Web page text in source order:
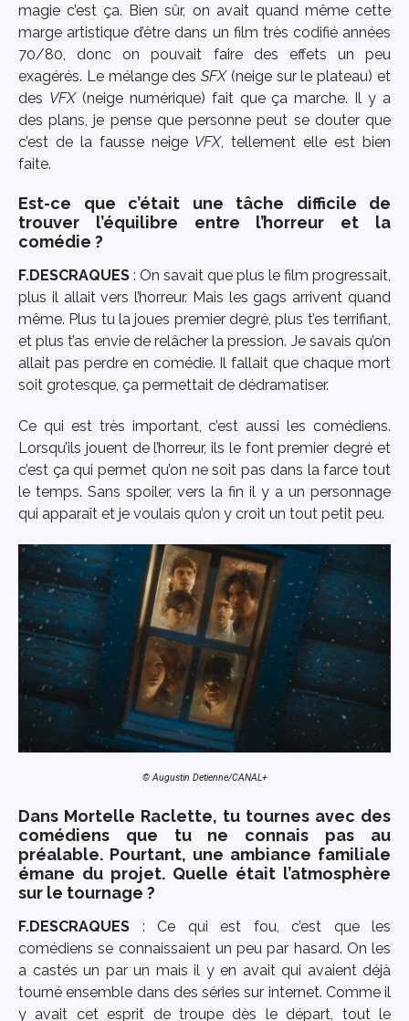
magie c’est ça. Bien sûr, on avait quand même cette
marge artistique d’être dans un film très codifié années
70/80, donc on pouvait faire des effets un peu
exagérés. Le mélange desSFX(neige sur le plateau) et
des VFX(neige numérique) fait que ça marche. Il y a
des plans, je pense que personne peut se douter que
c’est de la fausse neige VFX, tellement elle est bien
faite.
Est-ce que c’était une tâche difficile de
trouver l’équilibre entre l’horreur et la
comédie ?
F.DESCRAQUES : On savait que plus le film progressait,
plus il allait vers l’horreur. Mais les gags arrivent quand
même. Plus tu la joues premier degré, plus t’es terrifiant,
et plus t’as envie de relâcher la pression. Je savais qu’on
allait pas perdre en comédie. Il fallait que chaque mort
soit grotesque, ça permettait de dédramatiser.
Ce qui est très important, c’est aussi les comédiens.
Lorsqu’ils jouent de l’horreur, ils le font premier degré et
c’est ça qui permet qu’on ne soit pas dans la farce tout
le temps. Sans spoiler, vers la fin il y a un personnage
qui apparaît et je voulais qu’on y croit un tout petit peu.
© Augustin Detienne/CANAL+
Dans Mortelle Raclette, tu tournes avec des
comédiens que tu ne connais pas au
préalable. Pourtant, une ambiance familiale
émane du projet. Quelle était l’atmosphère
sur le tournage ?
F.DESCRAQUES : Ce qui est fou, c’est que les
comédiens se connaissaient un peu par hasard. On les
a castés un par un mais il y en avait qui avaient déjà
tourné ensemble dans des séries sur internet. Comme il
y avait cet esprit de troupe dès le départ, tout le